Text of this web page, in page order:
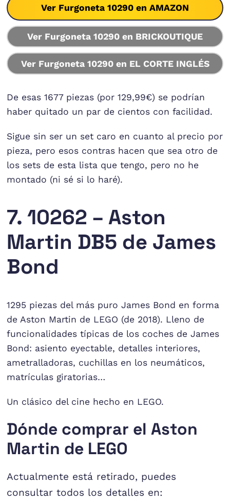
Ver Furgoneta 10290 en AMAZON
Ver Furgoneta 10290 en BRICKOUTIQUE
Ver Furgoneta 10290 en EL CORTE INGLÉS
De esas 1677 piezas (por 129,99€) se podrían
haber quitado un par de cientos con facilidad.
Sigue sin ser un set caro en cuanto al precio por
pieza, pero esos contras hacen que sea otro de
los sets de esta lista que tengo, pero no he
montado (ni sé si lo haré).
7. 10262 – Aston
Martin DB5 de James
Bond
1295 piezas del más puro James Bond en forma
de Aston Martin de LEGO (de 2018). Lleno de
funcionalidades típicas de los coches de James
Bond: asiento eyectable, detalles interiores,
ametralladoras, cuchillas en los neumáticos,
matrículas giratorias…
Un clásico del cine hecho en LEGO.
Dónde comprar el Aston
Martin de LEGO
Actualmente está retirado, puedes
consultar todos los detalles en: